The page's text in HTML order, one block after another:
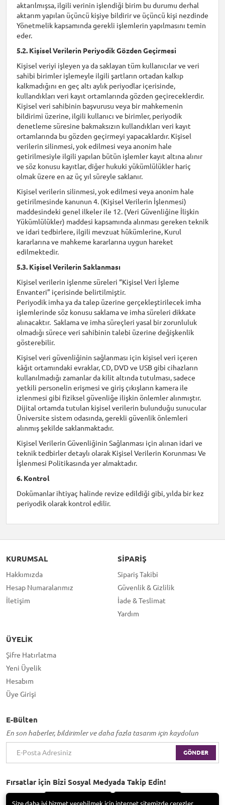
aktarılmışsa, ilgili verinin işlendiği birim bu durumu derhal
aktarım yapılan üçüncü kişiye bildirir ve üçüncü kişi nezdinde
Yönetmelik kapsamında gerekli işlemlerin yapılmasını temin
eder.
5.2. Kişisel Verilerin Periyodik Gözden Geçirmesi
Kişisel veriyi işleyen ya da saklayan tüm kullanıcılar ve veri
sahibi birimler işlemeyle ilgili şartların ortadan kalkıp
kalkmadığını en geç altı aylık periyodlar içerisinde,
kullandıkları veri kayıt ortamlarında gözden geçireceklerdir.
Kişisel veri sahibinin başvurusu veya bir mahkemenin
bildirimi üzerine, ilgili kullanıcı ve birimler, periyodik
denetleme süresine bakmaksızın kullandıkları veri kayıt
ortamlarında bu gözden geçirmeyi yapacaklardır. Kişisel
verilerin silinmesi, yok edilmesi veya anonim hale
getirilmesiyle ilgili yapılan bütün işlemler kayıt altına alınır
ve söz konusu kayıtlar, diğer hukuki yükümlülükler hariç
olmak üzere en az üç yıl süreyle saklanır.
Kişisel verilerin silinmesi, yok edilmesi veya anonim hale
getirilmesinde kanunun 4. (Kişisel Verilerin İşlenmesi)
maddesindeki genel ilkeler ile 12. (Veri Güvenliğine İlişkin
Yükümlülükler) maddesi kapsamında alınması gereken teknik
ve idari tedbirlere, ilgili mevzuat hükümlerine, Kurul
kararlarına ve mahkeme kararlarına uygun hareket
edilmektedir.
5.3. Kişisel Verilerin Saklanması
Kişisel verilerin işlenme süreleri “Kişisel Veri İşleme
Envanteri” içerisinde belirtilmiştir.
Periyodik imha ya da talep üzerine gerçekleştirilecek imha
işlemlerinde söz konusu saklama ve imha süreleri dikkate
alınacaktır. Saklama ve imha süreçleri yasal bir zorunluluk
olmadığı sürece veri sahibinin talebi üzerine değişkenlik
gösterebilir.
Kişisel veri güvenliğinin sağlanması için kişisel veri içeren
kâğıt ortamındaki evraklar, CD, DVD ve USB gibi cihazların
kullanılmadığı zamanlar da kilit altında tutulması, sadece
yetkili personelin erişmesi ve giriş çıkışların kamera ile
izlenmesi gibi fiziksel güvenliğe ilişkin önlemler alınmıştır.
Dijital ortamda tutulan kişisel verilerin bulunduğu sunucular
Üniversite sistem odasında, gerekli güvenlik önlemleri
alınmış şekilde saklanmaktadır.
Kişisel Verilerin Güvenliğinin Sağlanması için alınan idari ve
teknik tedbirler detaylı olarak Kişisel Verilerin Korunması Ve
İşlenmesi Politikasında yer almaktadır.
6. Kontrol
Dokümanlar ihtiyaç halinde revize edildiği gibi, yılda bir kez
periyodik olarak kontrol edilir.
KURUMSAL
Hakkımızda
Hesap Numaralarımız
İletişim
SIPARIŞ
Sipariş Takibi
Güvenlik & Gizlilik
İade & Teslimat
Yardım
ÜYELIK
Şifre Hatırlatma
Yeni Üyelik
Hesabım
Üye Girişi
E-Bülten
En son haberler, bildirimler ve daha fazla tasarım için kaydolun
GÖNDER
Fırsatlar için Bizi Sosyal Medyada Takip Edin!